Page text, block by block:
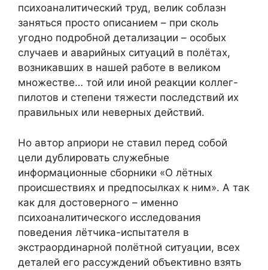
психоаналитический труд, велик соблазн
заняться просто описанием – при сколь
угодно подробной детализации – особых
случаев и аварийных ситуаций в полётах,
возникавших в нашей работе в великом
множестве… той или иной реакции коллег-
пилотов и степени тяжести последствий их
правильных или неверных действий.
Но автор априори не ставил перед собой
цели дублировать служебные
информационные сборники «О лётных
происшествиях и предпосылках к ним». А так
как для достоверного – именно
психоаналитического исследования
поведения лётчика-испытателя в
экстраординарной полётной ситуации, всех
деталей его рассуждений объективно взять